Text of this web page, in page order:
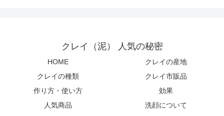
クレイ（泥） 人気の秘密
HOME
クレイの産地
クレイの種類
クレイ市販品
作り方・使い方
効果
人気商品
洗顔について